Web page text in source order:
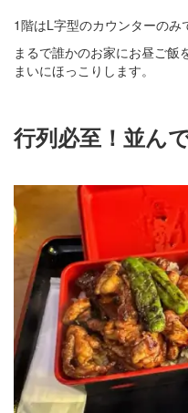
1階はL字型のカウンターのみ
まるで誰かのお家にお昼ご
まいにほっこりします。
行列必至！並ん